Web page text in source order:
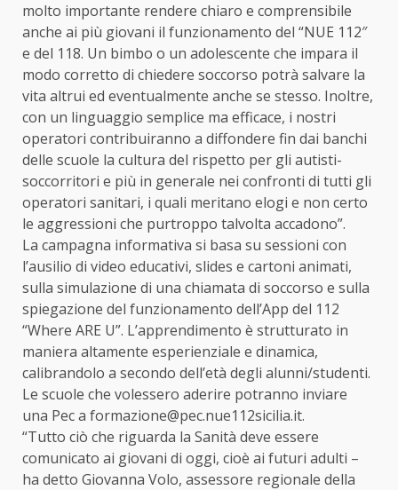
molto importante rendere chiaro e comprensibile
anche ai più giovani il funzionamento del “NUE 112″
e del 118. Un bimbo o un adolescente che impara il
modo corretto di chiedere soccorso potrà salvare la
vita altrui ed eventualmente anche se stesso. Inoltre,
con un linguaggio semplice ma efficace, i nostri
operatori contribuiranno a diffondere fin dai banchi
delle scuole la cultura del rispetto per gli autisti-
soccorritori e più in generale nei confronti di tutti gli
operatori sanitari, i quali meritano elogi e non certo
le aggressioni che purtroppo talvolta accadono”.
La campagna informativa si basa su sessioni con
l’ausilio di video educativi, slides e cartoni animati,
sulla simulazione di una chiamata di soccorso e sulla
spiegazione del funzionamento dell’App del 112
“Where ARE U”. L’apprendimento è strutturato in
maniera altamente esperienziale e dinamica,
calibrandolo a secondo dell’età degli alunni/studenti.
Le scuole che volessero aderire potranno inviare
una Pec a formazione@pec.nue112sicilia.it.
“Tutto ciò che riguarda la Sanità deve essere
comunicato ai giovani di oggi, cioè ai futuri adulti –
ha detto Giovanna Volo, assessore regionale della